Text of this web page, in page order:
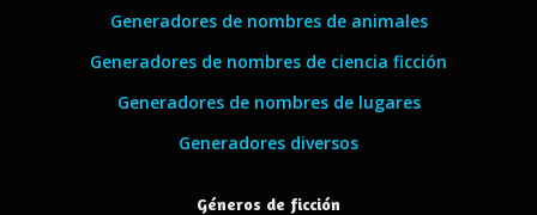
Generadores de nombres de animales
Generadores de nombres de ciencia ficción
Generadores de nombres de lugares
Generadores diversos
Géneros de ficción